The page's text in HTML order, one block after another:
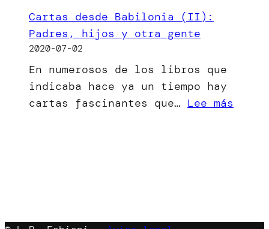
la
luz
El
bien
mal
menor
Cartas desde Babilonia (II):
Padres, hijos y otra gente
2020-07-02
En numerosos de los libros que
indicaba hace ya un tiempo hay
cartas fascinantes que… Lee más
y